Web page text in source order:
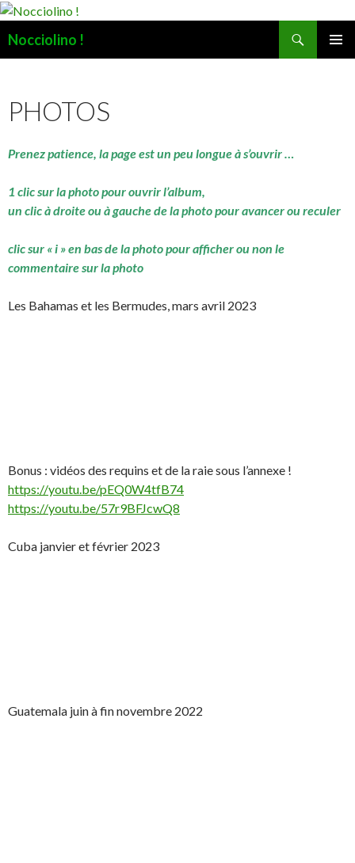
Nocciolino !
PHOTOS
Prenez patience, la page est un peu longue à s’ouvrir …
1 clic sur la photo pour ouvrir l’album,
un clic à droite ou à gauche de la photo pour avancer ou reculer
clic sur « i » en bas de la photo pour afficher ou non le
commentaire sur la photo
Les Bahamas et les Bermudes, mars avril 2023
Bonus : vidéos des requins et de la raie sous l’annexe !
https://youtu.be/pEQ0W4tfB74
https://youtu.be/57r9BFJcwQ8
Cuba janvier et février 2023
Guatemala juin à fin novembre 2022